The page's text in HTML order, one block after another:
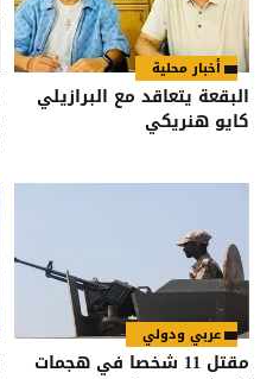
أخبار محلية
البقعة يتعاقد مع البرازيلي
كايو هنريكي
عربي ودولي
مقتل 11 شخصا في هجمات